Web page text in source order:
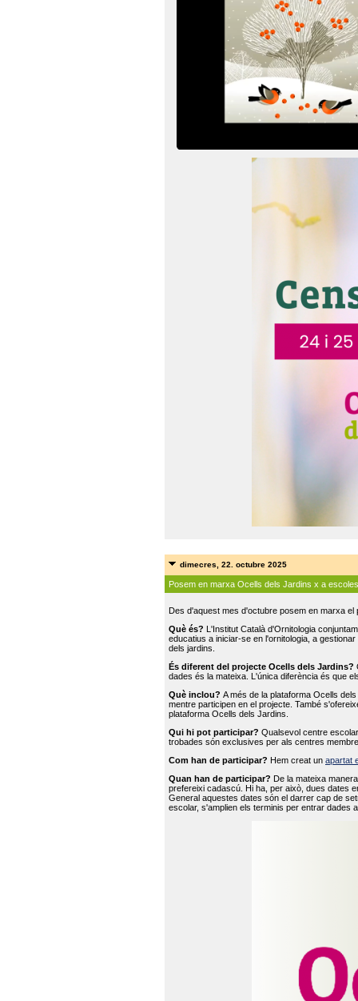
dimecres, 22. octubre 2025
Posem en marxa Ocells dels Jardins x a escoles
Des d'aquest mes d'octubre posem en marxa
Què és? L'Institut Català d'Ornitologia
educatius a iniciar-se en l'ornitologia, a
dels jardins.
És diferent del projecte Ocells dels Jardins?
dades és la mateixa. L'única diferència és que
Què inclou? A més de la plataforma Ocells
mentre participen en el projecte. També
plataforma Ocells dels Jardins.
Qui hi pot participar? Qualsevol centre
trobades són exclusives per als centres
Com han de participar? Hem creat un apartat
Quan han de participar? De la mateixa
prefereixi cadascú. Hi ha, per això, dues dates
General aquestes dates són el darrer cap de
escolar, s'amplien els terminis per entrar dades